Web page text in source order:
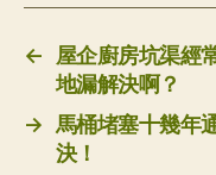
←
屋企廚房坑渠經
地漏解決啊？
→ 馬桶堵塞十幾年
決！